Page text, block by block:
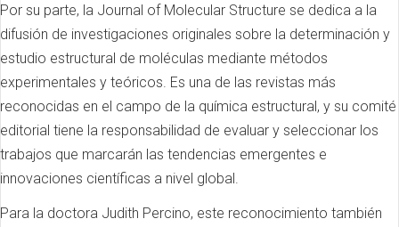
Por su parte, la Journal of Molecular Structure se dedica a la
difusión de investigaciones originales sobre la determinación y
estudio estructural de moléculas mediante métodos
experimentales y teóricos. Es una de las revistas más
reconocidas en el campo de la química estructural, y su comité
editorial tiene la responsabilidad de evaluar y seleccionar los
trabajos que marcarán las tendencias emergentes e
innovaciones científicas a nivel global.
Para la doctora Judith Percino, este reconocimiento también